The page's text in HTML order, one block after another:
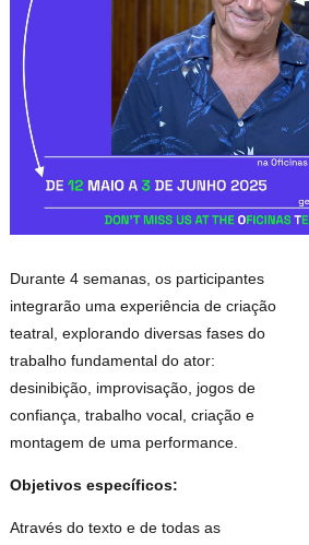
Durante 4 semanas, os participantes
integrarão uma experiência de criação
teatral, explorando diversas fases do
trabalho fundamental do ator:
desinibição, improvisação, jogos de
confiança, trabalho vocal, criação e
montagem de uma performance.
Objetivos específicos:
Através do texto e de todas as